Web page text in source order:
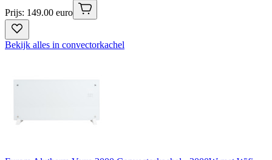
Prijs: 149.00 euro
Bekijk alles in convectorkachel